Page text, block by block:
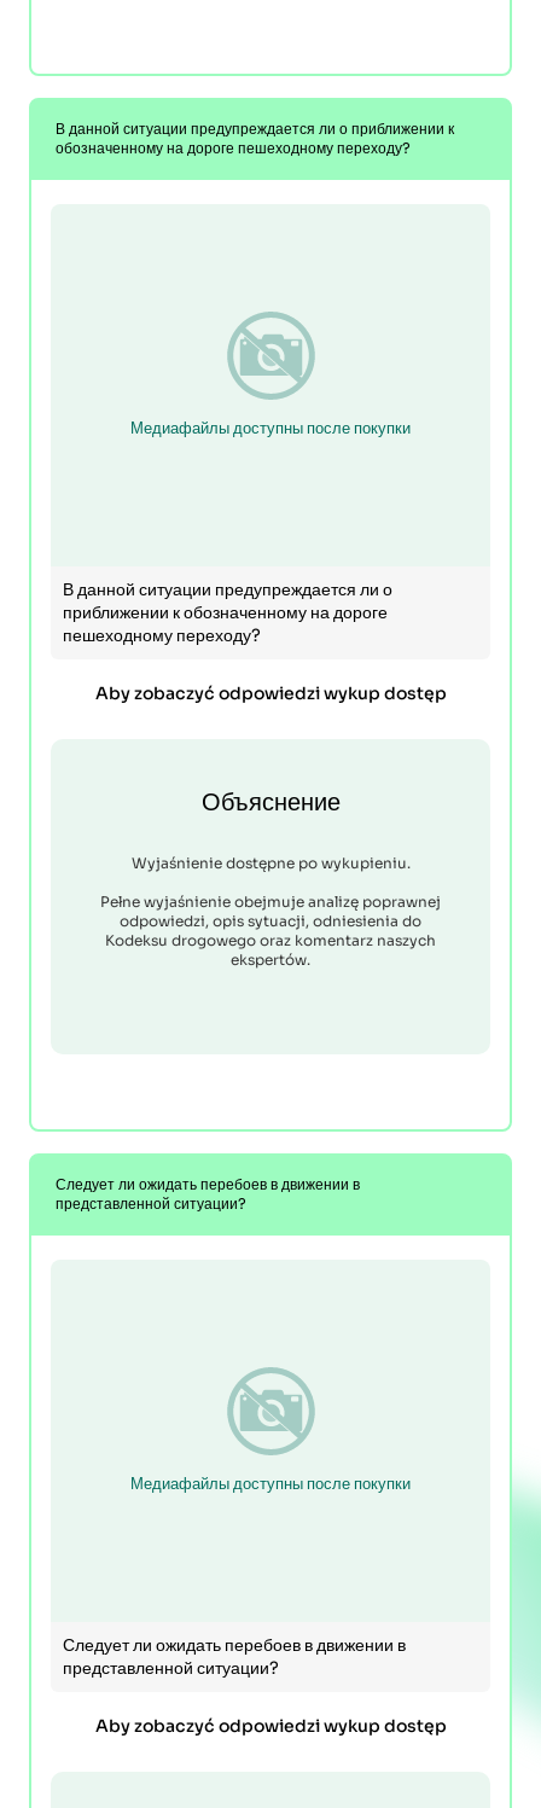
В данной ситуации предупреждается ли о приближении к
обозначенному на дороге пешеходному переходу?
Медиафайлы доступны после покупки
В данной ситуации предупреждается ли о
приближении к обозначенному на дороге
пешеходному переходу?
Aby zobaczyć odpowiedzi wykup dostęp
Объяснение
Wyjaśnienie dostępne po wykupieniu.
Pełne wyjaśnienie obejmuje analizę poprawnej
odpowiedzi, opis sytuacji, odniesienia do
Kodeksu drogowego oraz komentarz naszych
ekspertów.
Следует ли ожидать перебоев в движении в
представленной ситуации?
Медиафайлы доступны после покупки
Следует ли ожидать перебоев в движении в
представленной ситуации?
Aby zobaczyć odpowiedzi wykup dostęp